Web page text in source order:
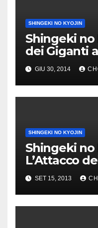
SHINGEKI NO KYOJIN
Shingeki no
dei Giganti
Dynit!
GIU 30, 2014
SHINGEKI NO KYOJIN
Shingeki no
L’Attacco
SET 15, 2013